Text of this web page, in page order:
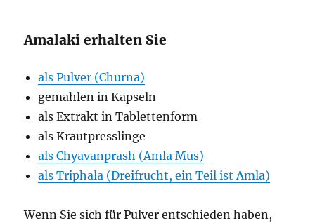
Amalaki erhalten Sie
als Pulver (Churna)
gemahlen in Kapseln
als Extrakt in Tablettenform
als Krautpresslinge
als Chyavanprash (Amla Mus)
als Triphala (Dreifrucht, ein Teil ist Amla)
Wenn Sie sich für Pulver entschieden haben,